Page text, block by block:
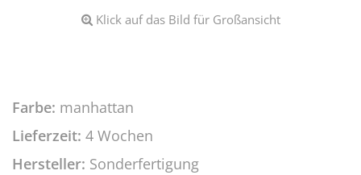
Klick auf das Bild für Großansicht
Farbe: manhattan
Lieferzeit: 4 Wochen
Hersteller: Sonderfertigung